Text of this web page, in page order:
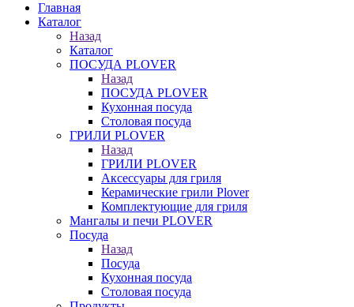
Главная
Каталог
Назад
Каталог
ПОСУДА PLOVER
Назад
ПОСУДА PLOVER
Кухонная посуда
Столовая посуда
ГРИЛИ PLOVER
Назад
ГРИЛИ PLOVER
Аксессуары для гриля
Керамические грили Plover
Комплектующие для гриля
Мангалы и печи PLOVER
Посуда
Назад
Посуда
Кухонная посуда
Столовая посуда